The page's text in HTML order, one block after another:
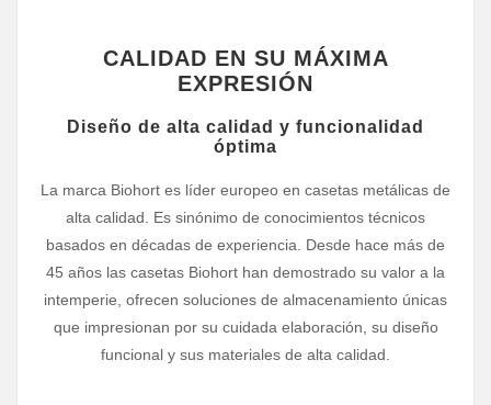
CALIDAD EN SU MÁXIMA
EXPRESIÓN
Diseño de alta calidad y funcionalidad
óptima
La marca Biohort es líder europeo en casetas metálicas de
alta calidad. Es sinónimo de conocimientos técnicos
basados en décadas de experiencia. Desde hace más de
45 años las casetas Biohort han demostrado su valor a la
intemperie, ofrecen soluciones de almacenamiento únicas
que impresionan por su cuidada elaboración, su diseño
funcional y sus materiales de alta calidad.